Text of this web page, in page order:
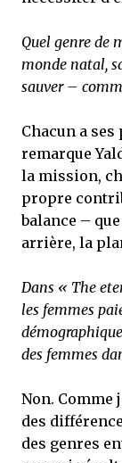
Quel genre de
monde natal,
sauver –
Chacun a
remarque
la mission,
propre
balance –
arrière, la
Dans « The
les femmes
des femmes
Non. Comme
des
des genres